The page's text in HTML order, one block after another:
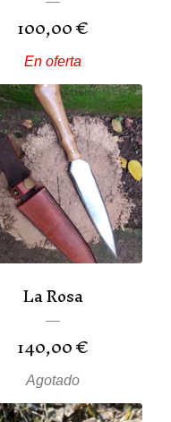
100,00€
En oferta
La Rosa
140,00€
Agotado